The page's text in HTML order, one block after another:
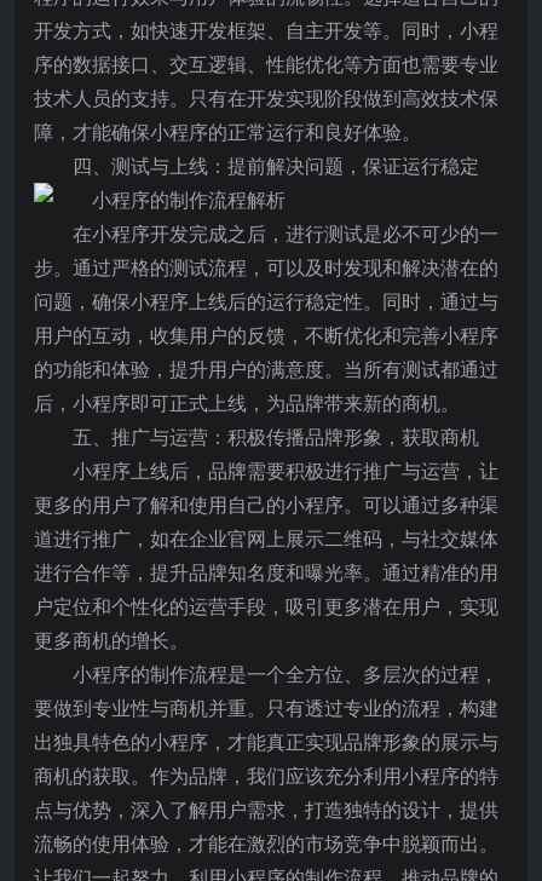
开发方式，如快速开发框架、自主开发等。同时，小程
序的数据接口、交互逻辑、性能优化等方面也需要专业
技术人员的支持。只有在开发实现阶段做到高效技术保
障，才能确保小程序的正常运行和良好体验。
四、测试与上线：提前解决问题，保证运行稳定
在小程序开发完成之后，进行测试是必不可少的一
步。通过严格的测试流程，可以及时发现和解决潜在的
问题，确保小程序上线后的运行稳定性。同时，通过与
用户的互动，收集用户的反馈，不断优化和完善小程序
的功能和体验，提升用户的满意度。当所有测试都通过
后，小程序即可正式上线，为品牌带来新的商机。
五、推广与运营：积极传播品牌形象，获取商机
小程序上线后，品牌需要积极进行推广与运营，让
更多的用户了解和使用自己的小程序。可以通过多种渠
道进行推广，如在企业官网上展示二维码，与社交媒体
进行合作等，提升品牌知名度和曝光率。通过精准的用
户定位和个性化的运营手段，吸引更多潜在用户，实现
更多商机的增长。
小程序的制作流程是一个全方位、多层次的过程，
要做到专业性与商机并重。只有透过专业的流程，构建
出独具特色的小程序，才能真正实现品牌形象的展示与
商机的获取。作为品牌，我们应该充分利用小程序的特
点与优势，深入了解用户需求，打造独特的设计，提供
流畅的使用体验，才能在激烈的市场竞争中脱颖而出。